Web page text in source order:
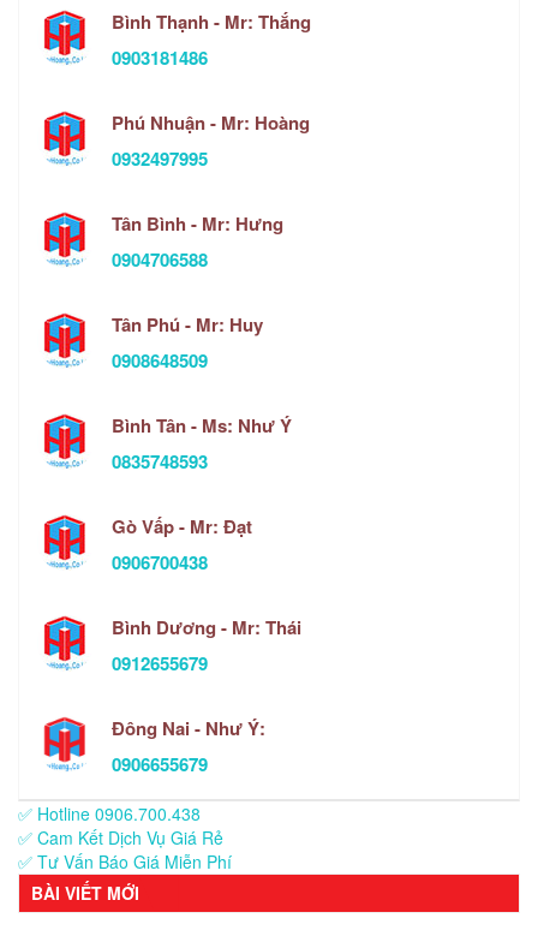
Bình Thạnh - Mr: Thắng
0903181486
Phú Nhuận - Mr: Hoàng
0932497995
Tân Bình - Mr: Hưng
0904706588
Tân Phú - Mr: Huy
0908648509
Bình Tân - Ms: Như Ý
0835748593
Gò Vấp - Mr: Đạt
0906700438
Bình Dương - Mr: Thái
0912655679
Đông Nai - Như Ý:
0906655679
✅ Hotline 0906.700.438
✅ Cam Kết Dịch Vụ Giá Rẻ
✅ Tư Vấn Báo Giá Miễn Phí
BÀI VIẾT MỚI